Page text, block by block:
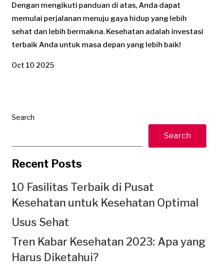
Dengan mengikuti panduan di atas, Anda dapat
memulai perjalanan menuju gaya hidup yang lebih
sehat dan lebih bermakna. Kesehatan adalah investasi
terbaik Anda untuk masa depan yang lebih baik!
Oct 10 2025
Search
Search
Recent Posts
10 Fasilitas Terbaik di Pusat
Kesehatan untuk Kesehatan Optimal
Usus Sehat
Tren Kabar Kesehatan 2023: Apa yang
Harus Diketahui?